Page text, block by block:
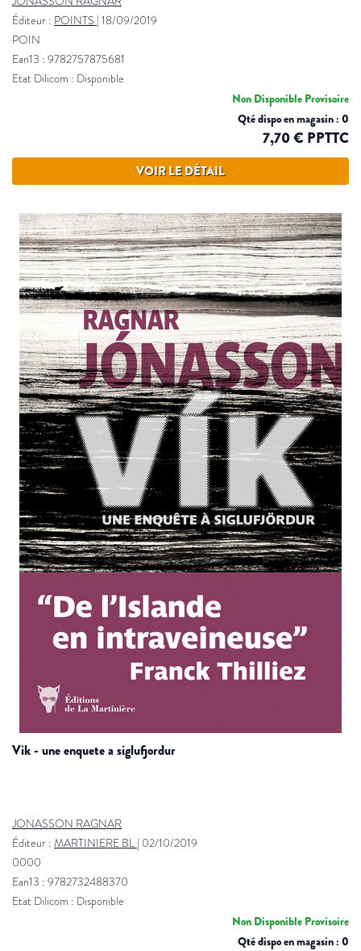
Éditeur : POINTS | 18/09/2019
POIN
Ean13 : 9782757875681
Etat Dilicom : Disponible
Non Disponible Provisoire
Qté dispo en magasin : 0
7,70 € PPTTC
VOIR LE DÉTAIL
vik - une enquete a siglufjordur
JONASSON RAGNAR
Éditeur : MARTINIERE BL | 02/10/2019
0000
Ean13 : 9782732488370
Etat Dilicom : Disponible
Non Disponible Provisoire
Qté dispo en magasin : 0